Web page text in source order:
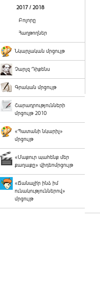
2017 / 2018
Բոլորը
Հաղթողներ
Նկարչական մրցույթ
Չարլզ Դիքենս
Գրական մրցույթ
Շարադրությունների
մրցույթ 2010
«Պատանի նկարիչ»
մրցույթ
«Մաքուր պահենք մեր
քաղաքը» վիդեոմրցույթ
«Ճանաչի՛ր ինձ իմ
ունակություններով»
մրցույթ